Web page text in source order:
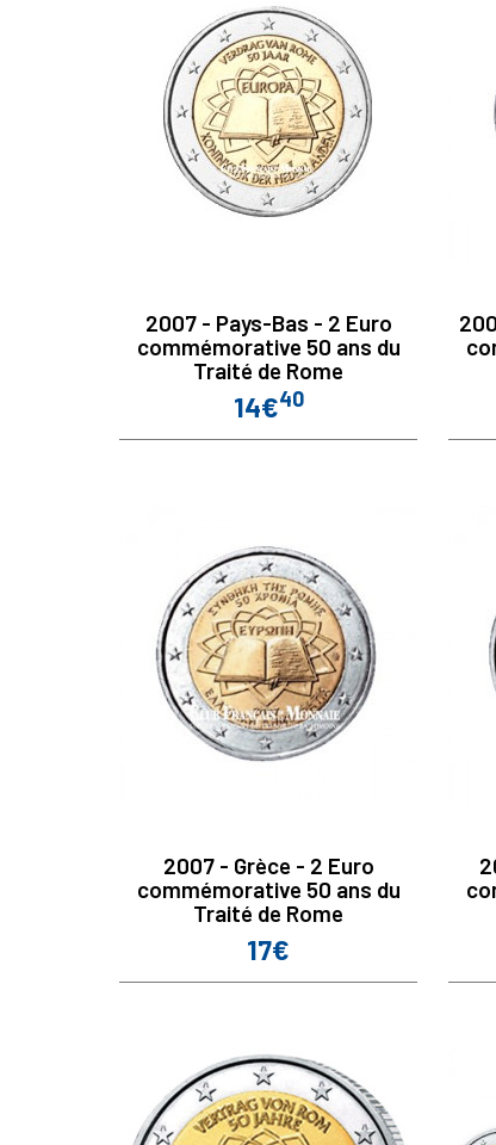
2007 - Pays-Bas - 2 Euro
commémorative 50 ans du
Traité de Rome
Prix
14€40
2007 - Grèce - 2 Euro
commémorative 50 ans du
Traité de Rome
Prix
17€